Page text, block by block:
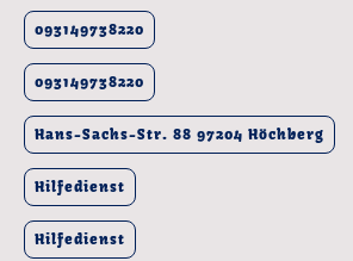
093149738220
093149738220
Hans-Sachs-Str. 88 97204 Höchberg
Hilfedienst
Hilfedienst